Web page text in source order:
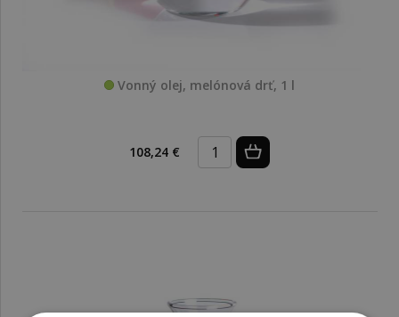
Vonný olej, melónová drť, 1 l
108,24 €